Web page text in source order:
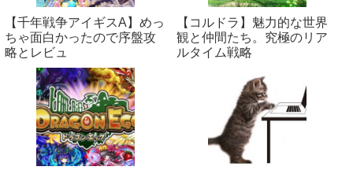
【千年戦争アイギスA】めっ
ちゃ面白かったので序盤攻
略とレビュ
【コルドラ】魅力的な世界
観と仲間たち。究極のリア
ルタイム戦略